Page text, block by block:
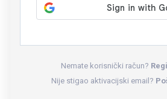
Nemate korisnički račun?
Nije stigao aktivacijski email?